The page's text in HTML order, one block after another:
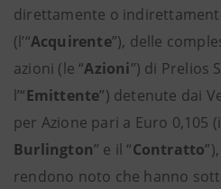
direttamente o
(l’“Acquirente”), delle
azioni (le “Azioni”) di Prelios
l’“Emittente”) detenute dai
per Azione pari a Euro 0,105
Burlington” e il “Contratto
rendono noto che hanno